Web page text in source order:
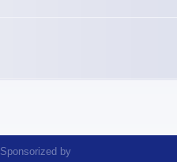
Sponsorized by